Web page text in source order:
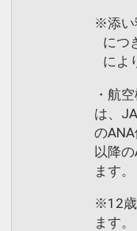
※添い
につ
によ
・航
は、
の
以降
ます。
※12歳
ます。